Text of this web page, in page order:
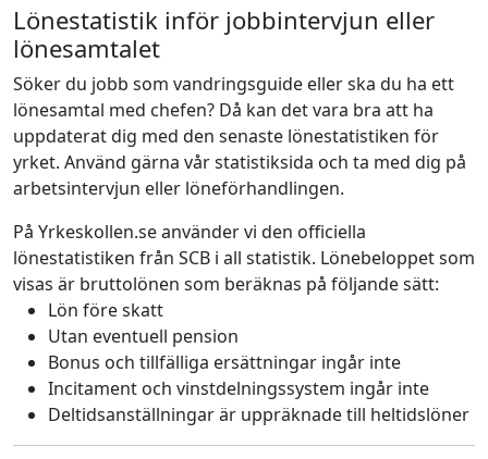
Lönestatistik inför jobbintervjun eller
lönesamtalet
Söker du jobb som vandringsguide eller ska du ha ett
lönesamtal med chefen? Då kan det vara bra att ha
uppdaterat dig med den senaste lönestatistiken för
yrket. Använd gärna vår statistiksida och ta med dig på
arbetsintervjun eller löneförhandlingen.
På Yrkeskollen.se använder vi den officiella
lönestatistiken från SCB i all statistik. Lönebeloppet som
visas är bruttolönen som beräknas på följande sätt:
Lön före skatt
Utan eventuell pension
Bonus och tillfälliga ersättningar ingår inte
Incitament och vinstdelningssystem ingår inte
Deltidsanställningar är uppräknade till heltidslöner